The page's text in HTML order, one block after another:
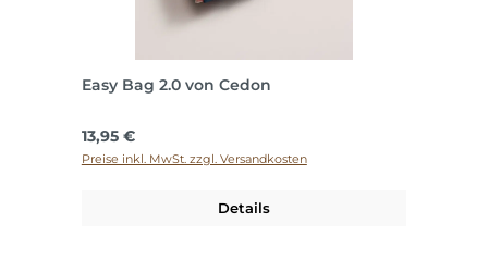
Easy Bag 2.0 von Cedon
Regulärer Preis:
13,95 €
Preise inkl. MwSt. zzgl. Versandkosten
Details